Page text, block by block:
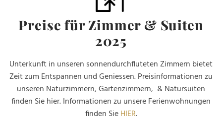
Preise für Zimmer & Suiten
2025
Unterkunft in unseren sonnendurchfluteten Zimmern bietet
Zeit zum Entspannen und Geniessen. Preisinformationen zu
unseren Naturzimmern, Gartenzimmern, & Natursuiten
finden Sie hier. Informationen zu unsere Ferienwohnungen
finden SieHIER.